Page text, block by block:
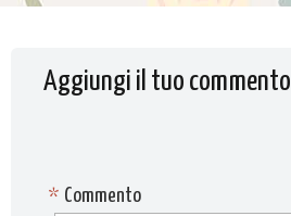
Aggiungi il tuo commento
Commento
*